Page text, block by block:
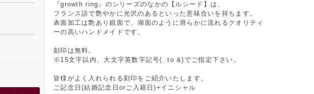
『growth ring』のシリーズのなかの【ルシード】は、
フランス語で艶やかに光沢のあるといった意味合いを持ちます。
表面加工は艶あり鏡面で、湖面のように滑らかに流れるクオリティ
ーの高いハンドメイドです。
刻印は無料。
※15文字以内、大文字英数字記号(. to &)でご指定下さい。
皆様がよく入れられる刻印をご紹介いたします。
ご記念日(結婚記念日orご入籍日)+イニシャル